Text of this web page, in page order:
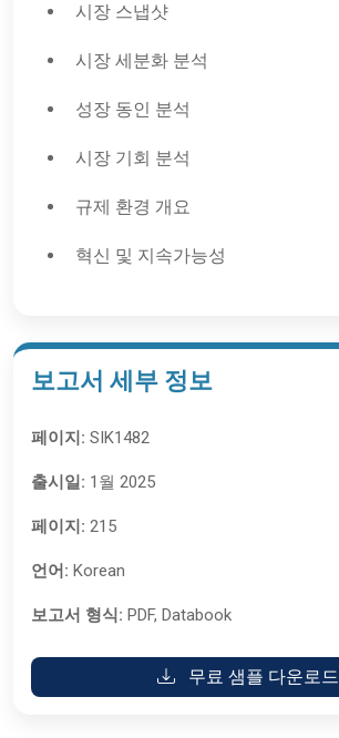
시장 스냅샷
시장 세분화 분석
성장 동인 분석
시장 기회 분석
규제 환경 개요
혁신 및 지속가능성
보고서 세부 정보
페이지: SIK1482
출시일: 1월 2025
페이지: 215
언어: Korean
보고서 형식: PDF, Databook
무료 샘플 다운로드